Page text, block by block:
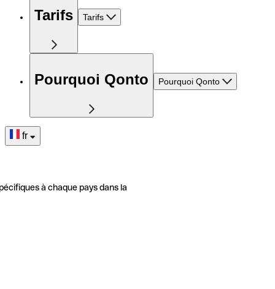
Tarifs Tarifs
Pourquoi Qonto Pourquoi Qonto
fr
à chaque pays dans la